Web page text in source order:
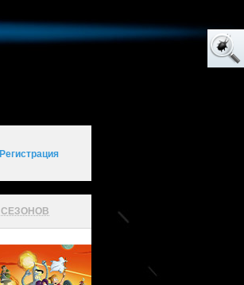
Регистрация
СЕЗОНОВ